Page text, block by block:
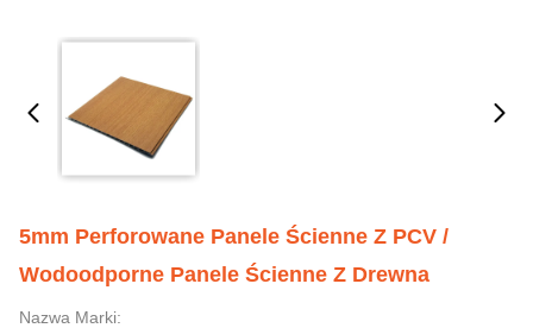
5mm Perforowane Panele Ścienne Z PCV /
Wodoodporne Panele Ścienne Z Drewna
Nazwa Marki: